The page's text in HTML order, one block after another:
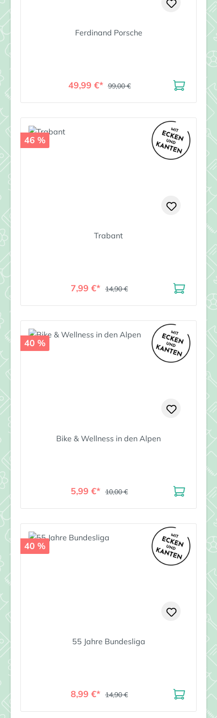
Ferdinand Porsche
49,99 €* 99,00 €
46 %
Trabant
7,99 €* 14,90 €
40 %
Bike & Wellness in den Alpen
5,99 €* 10,00 €
40 %
55 Jahre Bundesliga
8,99 €* 14,90 €